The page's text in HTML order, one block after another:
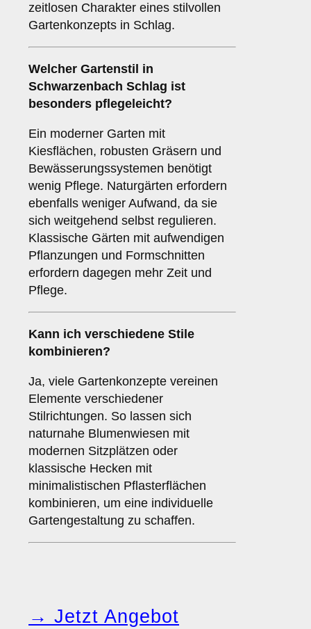
zeitlosen Charakter eines stilvollen
Gartenkonzepts in Schlag.
Welcher Gartenstil in
Schwarzenbach Schlag ist
besonders pflegeleicht?
Ein moderner Garten mit
Kiesflächen, robusten Gräsern und
Bewässerungssystemen benötigt
wenig Pflege. Naturgärten erfordern
ebenfalls weniger Aufwand, da sie
sich weitgehend selbst regulieren.
Klassische Gärten mit aufwendigen
Pflanzungen und Formschnitten
erfordern dagegen mehr Zeit und
Pflege.
Kann ich verschiedene Stile
kombinieren?
Ja, viele Gartenkonzepte vereinen
Elemente verschiedener
Stilrichtungen. So lassen sich
naturnahe Blumenwiesen mit
modernen Sitzplätzen oder
klassische Hecken mit
minimalistischen Pflasterflächen
kombinieren, um eine individuelle
Gartengestaltung zu schaffen.
→ Jetzt Angebot